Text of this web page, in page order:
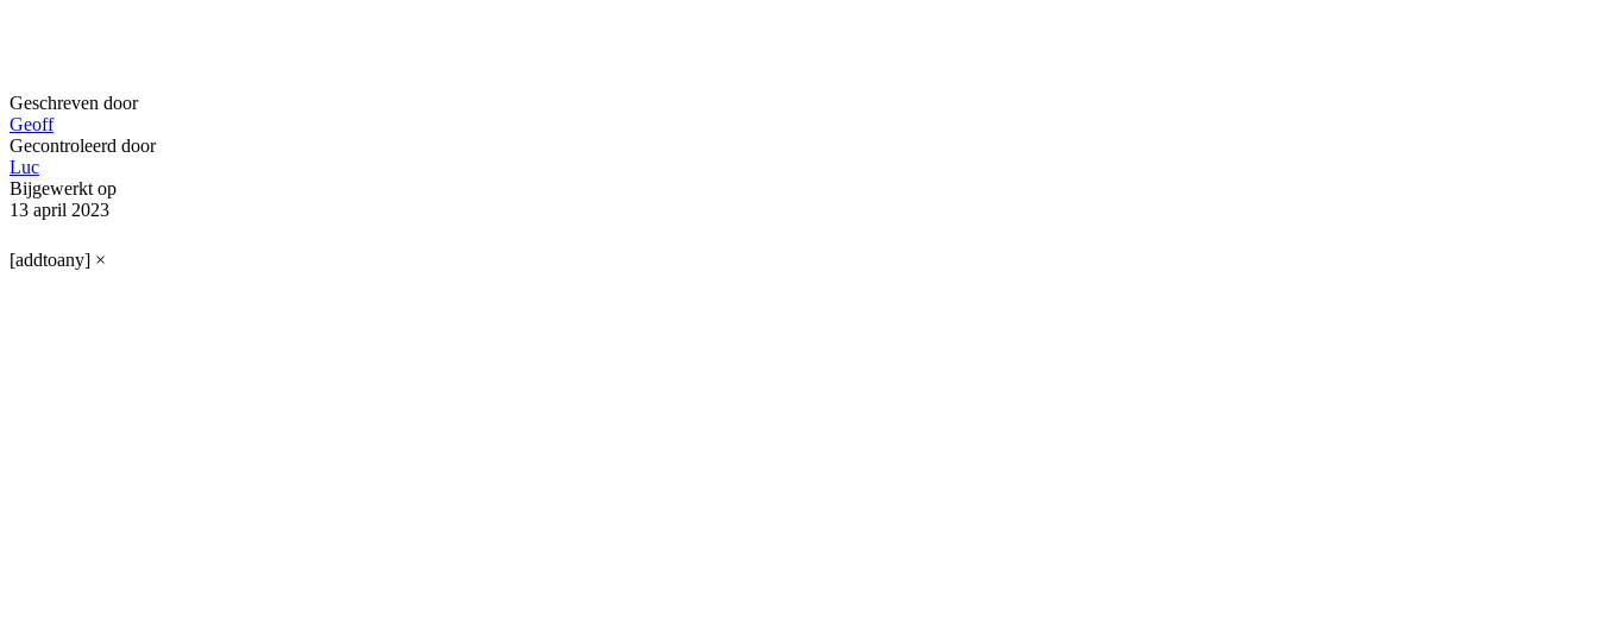
Geschreven door
Geoff
Gecontroleerd door
Luc
Bijgewerkt op
13 april 2023
[addtoany] ×